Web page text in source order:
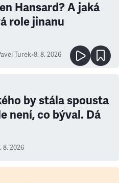
Hansard? A jaká
role jinanu
Turek•8. 8. 2026
by stála spousta
není, co býval. Dá
8. 2026